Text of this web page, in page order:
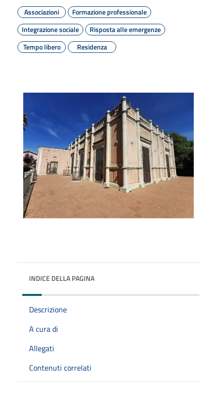
Associazioni
Formazione professionale
Integrazione sociale
Risposta alle emergenze
Tempo libero
Residenza
INDICE DELLA PAGINA
Descrizione
A cura di
Allegati
Contenuti correlati